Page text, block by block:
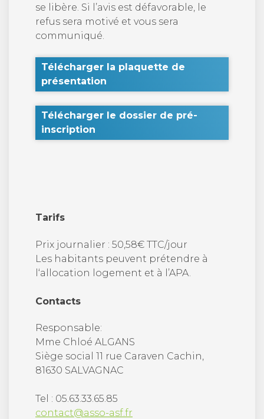
se libère. Si l’avis est défavorable, le
refus sera motivé et vous sera
communiqué.
Télécharger la plaquette de
présentation
Télécharger le dossier de pré-
inscription
Tarifs
Prix journalier : 50,58€ TTC/jour
Les habitants peuvent prétendre à
l‘allocation logement et à l’APA.
Contacts
Responsable:
Mme Chloé ALGANS
Siège social 11 rue Caraven Cachin,
81630 SALVAGNAC
Tel : 05.63.33.65.85
contact@asso-asf.fr